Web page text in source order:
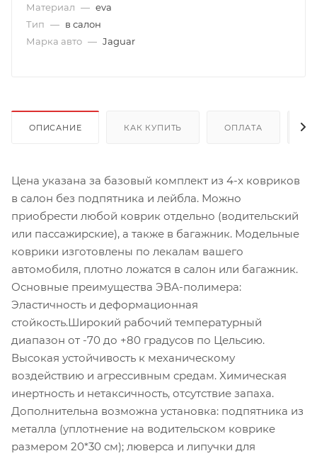
Материал — eva
Тип — в салон
Марка авто — Jaguar
ОПИСАНИЕ КАК КУПИТЬ ОПЛАТА
Цена указана за базовый комплект из 4-х ковриков
в салон без подпятника и лейбла. Можно
приобрести любой коврик отдельно (водительский
или пассажирские), а также в багажник. Модельные
коврики изготовлены по лекалам вашего
автомобиля, плотно ложатся в салон или багажник.
Основные преимущества ЭВА-полимера:
Эластичность и деформационная
стойкость.Широкий рабочий температурный
диапазон от -70 до +80 градусов по Цельсию.
Высокая устойчивость к механическому
воздействию и агрессивным средам. Химическая
инертность и нетаксичность, отсутствие запаха.
Дополнительна возможна установка: подпятника из
металла (уплотнение на водительском коврике
размером 20*30 см); люверса и липучки для